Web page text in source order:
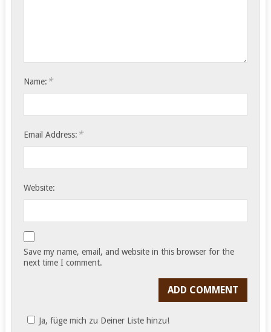
Name: *
Email Address: *
Website:
Save my name, email, and website in this browser for the
next time I comment.
Ja, füge mich zu Deiner Liste hinzu!